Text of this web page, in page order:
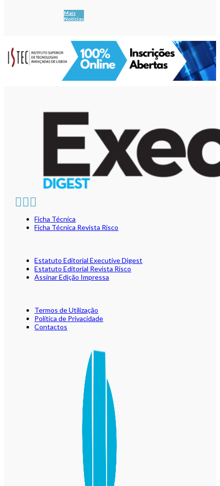
Mais
Notícias
Ficha Técnica
Ficha Técnica Revista Risco
Estatuto Editorial Executive Digest
Estatuto Editorial Revista Risco
Assinar Edição Impressa
Termos de Utilização
Política de Privacidade
Contactos